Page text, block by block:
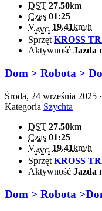
DST 27.50km
Czas 01:25
VAVG 19.41km/h
Sprzęt KROSS
Aktywność Jazda
Dom > Robota >
Środa, 24 września 2025 ·
Kategoria Szychta
DST 27.50km
Czas 01:25
VAVG 19.41km/h
Sprzęt KROSS
Aktywność Jazda
Dom > Robota